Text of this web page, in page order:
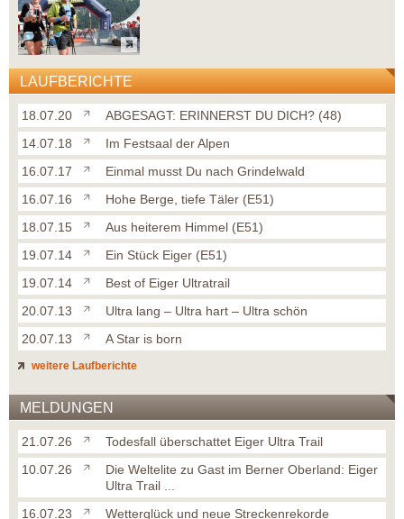
LAUFBERICHTE
18.07.20
ABGESAGT: ERINNERST DU DICH? (48)
14.07.18
Im Festsaal der Alpen
16.07.17
Einmal musst Du nach Grindelwald
16.07.16
Hohe Berge, tiefe Täler (E51)
18.07.15
Aus heiterem Himmel (E51)
19.07.14
Ein Stück Eiger (E51)
19.07.14
Best of Eiger Ultratrail
20.07.13
Ultra lang – Ultra hart – Ultra schön
20.07.13
A Star is born
weitere Laufberichte
MELDUNGEN
21.07.26
Todesfall überschattet Eiger Ultra Trail
10.07.26
Die Weltelite zu Gast im Berner Oberland: Eiger
Ultra Trail ...
16.07.23
Wetterglück und neue Streckenrekorde